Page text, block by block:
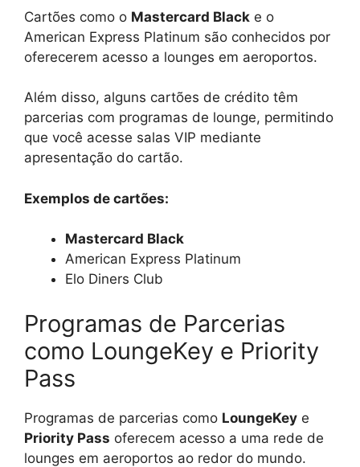
Cartões como o Mastercard Black e o
American Express Platinum são conhecidos por
oferecerem acesso a lounges em aeroportos.
Além disso, alguns cartões de crédito têm
parcerias com programas de lounge, permitindo
que você acesse salas VIP mediante
apresentação do cartão.
Exemplos de cartões:
Mastercard Black
American Express Platinum
Elo Diners Club
Programas de Parcerias
como LoungeKey e Priority
Pass
Programas de parcerias como LoungeKey e
Priority Pass oferecem acesso a uma rede de
lounges em aeroportos ao redor do mundo.